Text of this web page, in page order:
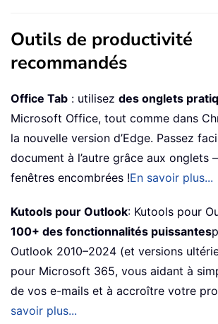
Outils de productivité
recommandés
Office Tab : utilisez des onglets
Microsoft Office, tout comme dans
la nouvelle version d’Edge. Passez
document à l’autre grâce aux onglets
fenêtres encombrées !En savoir plus...
Kutools pour Outlook: Kutools pour
100+ des fonctionnalités puissantes
Outlook 2010–2024 (et versions
pour Microsoft 365, vous aidant à
de vos e-mails et à accroître votre
savoir plus...